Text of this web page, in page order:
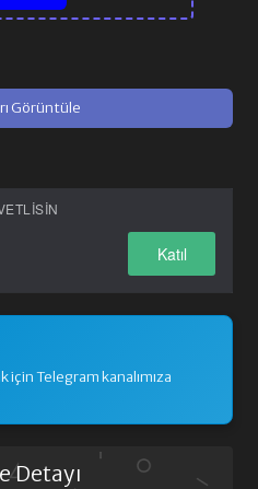
Görüntüle
Katıl
Telegram kanalımıza
Detayı